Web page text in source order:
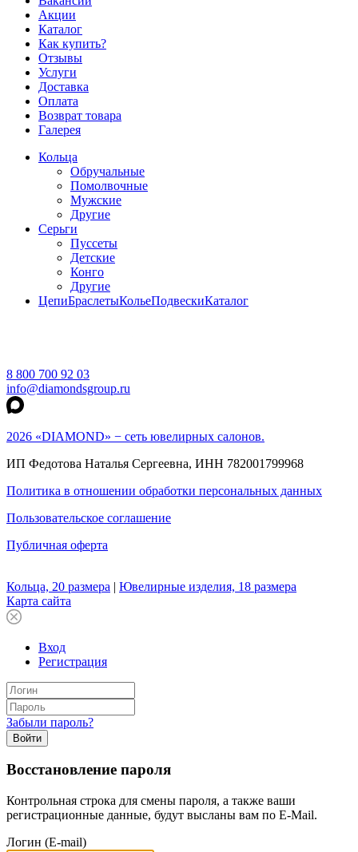
Акции
Каталог
Как купить?
Отзывы
Услуги
Доставка
Оплата
Возврат товара
Галерея
Кольца
Обручальные
Помолвочные
Мужские
Другие
Серьги
Пуссеты
Детские
Конго
Другие
ЦепиБраслетыКольеПодвескиКаталог
8 800 700 92 03
info@diamondsgroup.ru
2026 «DIAMOND» − сеть ювелирных салонов.
ИП Федотова Наталья Сергеевна, ИНН 782001799968
Политика в отношении обработки персональных данных
Пользовательское соглашение
Публичная оферта
Кольца, 20 размера | Ювелирные изделия, 18 размера
Карта сайта
Вход
Регистрация
Забыли пароль?
Войти
Восстановление пароля
Контрольная строка для смены пароля, а также ваши
регистрационные данные, будут высланы вам по E-Mail.
Логин (E-mail)